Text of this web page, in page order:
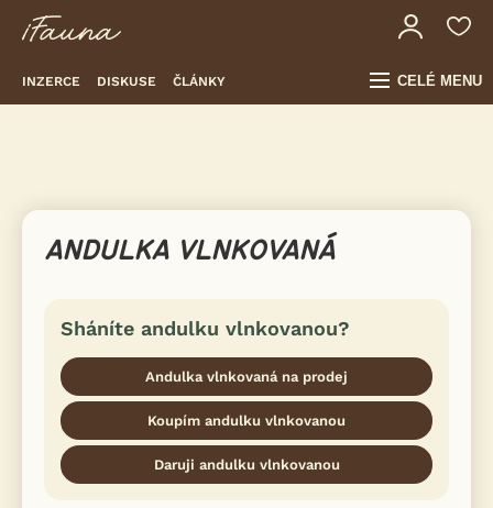
INZERCE DISKUSE ČLÁNKY CELÉ MENU
ANDULKA VLNKOVANÁ
Sháníte andulku vlnkovanou?
Andulka vlnkovaná na prodej
Koupím andulku vlnkovanou
Daruji andulku vlnkovanou